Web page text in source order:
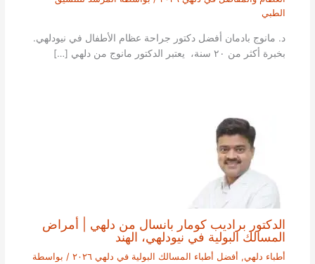
الطبي
د. مانوج بادمان أفضل دكتور جراحة عظام الأطفال في نيودلهي.
بخبرة أكثر من ٢٠ سنة، يعتبر الدكتور مانوج من دلهي […]
الدكتور براديب كومار بانسال من دلهي | أمراض
المسالك البولية في نيودلهي، الهند
أطباء دلهي, أفضل أطباء المسالك البولية في دلهي ٢٠٢٦
/ بواسطة